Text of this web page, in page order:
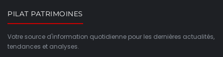
PILAT PATRIMOINES
Votre source d'information quotidienne pour les dernières actualités,
tendances et analyses.